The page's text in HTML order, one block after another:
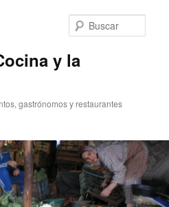
y la
gastrónomos y restaurantes